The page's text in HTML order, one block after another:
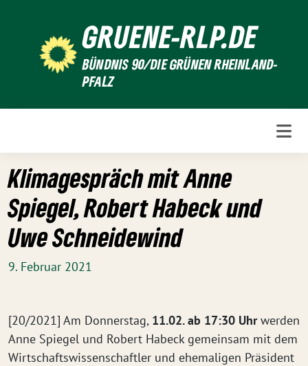
GRUENE-RLP.DE
BÜNDNIS 90/DIE GRÜNEN RHEINLAND-
PFALZ
Klimagespräch mit Anne
Spiegel, Robert Habeck und
Uwe Schneidewind
9. Februar 2021
[20/2021] Am Donnerstag, 11.02. ab 17:30 Uhrwerden
Anne Spiegel und Robert Habeck gemeinsam mit dem
Wirtschaftswissenschaftler und ehemaligen Präsident